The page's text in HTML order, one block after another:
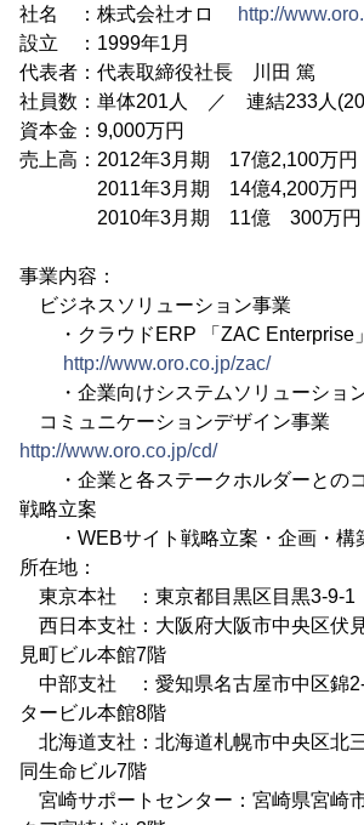
社名 ：株式会社オロ
http://
設立 ：1999年1月
代表者：代表取締役社長 川田 篤
社員数：単体201人 ／ 連結233人
資本金：9,000万円
売上高：2012年3月期 17億2,100万円
2011年3月期 14億4,200万円
2010年3月期 11億 300万円
事業内容：
ビジネスソリューション事業
・クラウドERP 「ZAC Enterprise
http://www.oro.co.jp/zac/
・企業向けシステムソリューシ
コミュニケーションデザイン事業
http://www.oro.co.jp/cd/
・企業と各ステークホルダーとの
戦略立案
・WEBサイト戦略立案・企画・
所在地：
東京本社 ：東京都目黒区目黒3-9-
西日本支社：大阪府大阪市中央区伏
見町ビル本館7階
中部支社 ：愛知県名古屋市中区錦
タービル本館8階
北海道支社：北海道札幌市中央区北
同生命ビル7階
宮崎サポートセンター：宮崎県宮崎